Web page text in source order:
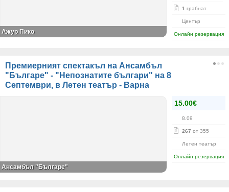
1 грабнат
Център
Онлайн резервация
Ажур Пико
Премиерният спектакъл на Ансамбъл
"Българе" - "Непознатите българи" на 8
Септември, в Летен театър - Варна
15.00€
8.09
267 от 355
Летен театър
Онлайн резервация
Ансамбъл "Българе"